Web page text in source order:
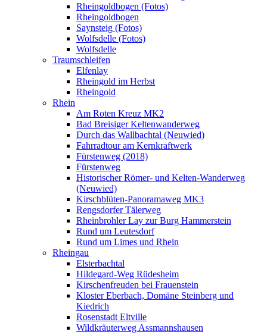
Rheingoldbogen (Fotos)
Rheingoldbogen
Saynsteig (Fotos)
Wolfsdelle (Fotos)
Wolfsdelle
Traumschleifen
Elfenlay
Rheingold im Herbst
Rheingold
Rhein
Am Roten Kreuz MK2
Bad Breisiger Keltenwanderweg
Durch das Wallbachtal (Neuwied)
Fahrradtour am Kernkraftwerk
Fürstenweg (2018)
Fürstenweg
Historischer Römer- und Kelten-Wanderweg
(Neuwied)
Kirschblüten-Panoramaweg MK3
Rengsdorfer Tälerweg
Rheinbrohler Lay zur Burg Hammerstein
Rund um Leutesdorf
Rund um Limes und Rhein
Rheingau
Elsterbachtal
Hildegard-Weg Rüdesheim
Kirschenfreuden bei Frauenstein
Kloster Eberbach, Domäne Steinberg und
Kiedrich
Rosenstadt Eltville
Wildkräuterweg Assmannshausen